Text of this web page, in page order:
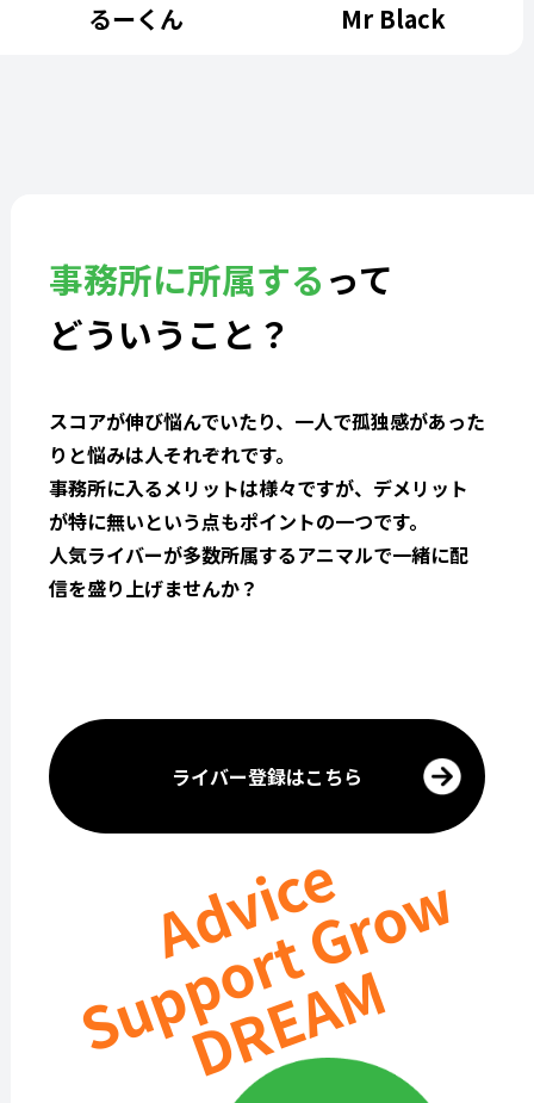
るーくん Mr Black
事務所に所属するって
どういうこと？
スコアが伸び悩んでいたり、一人で孤独感があった
りと悩みは人それぞれです。
事務所に入るメリットは様々ですが、デメリット
が特に無いという点もポイントの一つです。
人気ライバーが多数所属するアニマルで一緒に配
信を盛り上げませんか？
ライバー登録はこちら
Advice
Support Grow
DREAM